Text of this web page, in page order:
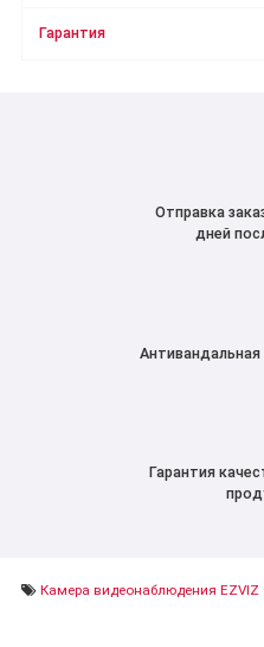
Гарантия
Отправка
дней
Антивандальная
Гарантия
Камера видеонаблюдения EZVIZ